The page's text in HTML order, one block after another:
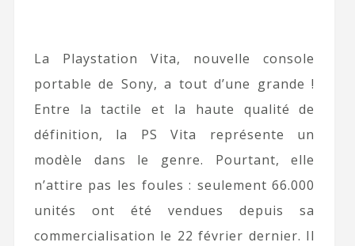
La Playstation Vita, nouvelle console
portable de Sony, a tout d’une grande !
Entre la tactile et la haute qualité de
définition, la PS Vita représente un
modèle dans le genre. Pourtant, elle
n’attire pas les foules : seulement 66.000
unités ont été vendues depuis sa
commercialisation le 22 février dernier. Il